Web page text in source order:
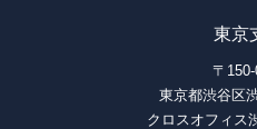
東京
〒
東京都渋谷区
クロスオフィス